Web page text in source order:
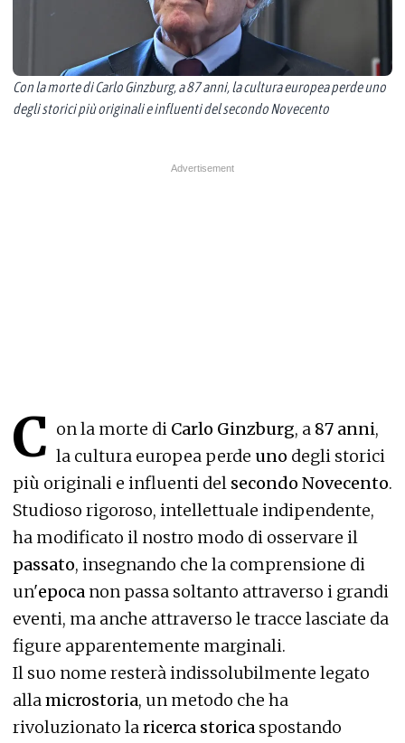
Con la morte di Carlo Ginzburg, a 87 anni, la cultura europea perde uno
degli storici più originali e influenti del secondo Novecento
C on la morte di Carlo Ginzburg, a 87 anni,
la cultura europea perde uno degli storici
più originali e influenti del secondo Novecento.
Studioso rigoroso, intellettuale indipendente,
ha modificato il nostro modo di osservare il
passato, insegnando che la comprensione di
un'epoca non passa soltanto attraverso i grandi
eventi, ma anche attraverso le tracce lasciate da
figure apparentemente marginali.
Il suo nome resterà indissolubilmente legato
allamicrostoria, un metodo che ha
rivoluzionato laricerca storica spostando